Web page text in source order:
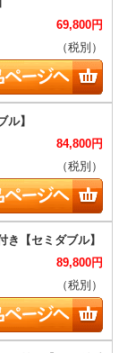
69,800円
（税別）
84,800円
（税別）
89,800円
（税別）